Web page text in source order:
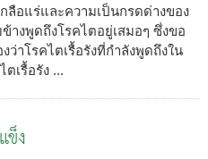
ลือแร่และความเป็นกรดด่างของ
างพูดถึงโรคไตอยู่เสมอๆ ซึ่งขอ
ว่าโรคไตเรื้อรังที่กำลังพูดถึงใน
เรื้อรัง ...
ข็ง